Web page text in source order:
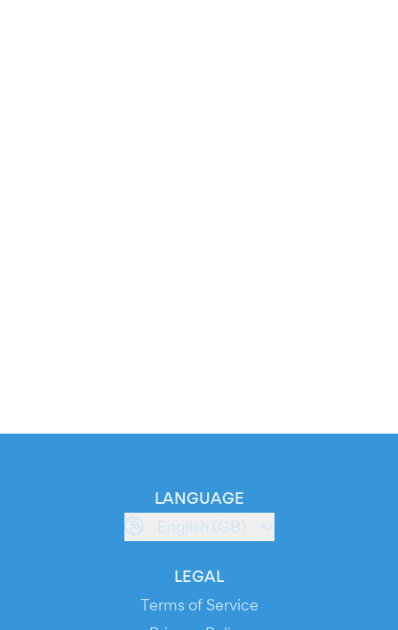
LANGUAGE
English (GB)
LEGAL
Terms of Service